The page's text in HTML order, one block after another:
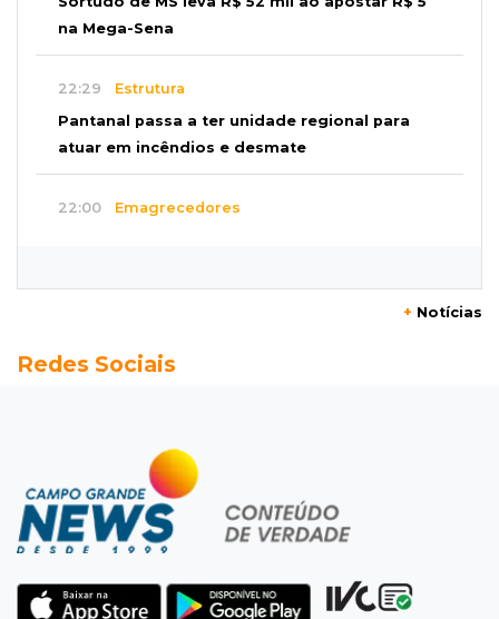
na Mega-Sena
22:29 Estrutura
Pantanal passa a ter unidade regional para
atuar em incêndios e desmate
22:00 Emagrecedores
Granizo danifica telhados e plantações
Agregado
Inter perde para o Corinthians mas avança às
quartas da Copa do Brasil
Vitória goleia Athletico-PR por 4 a 0 e avança
+ Notícias
Redes Sociais